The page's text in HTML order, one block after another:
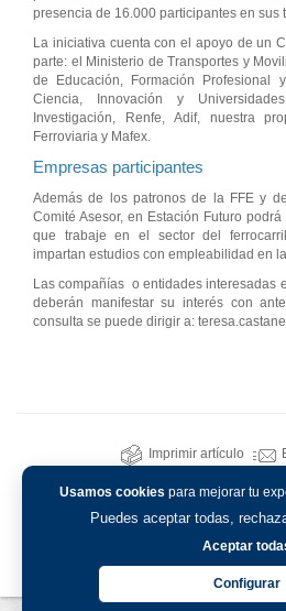
Usamos cookies para mejorar tu
Puedes aceptar todas,
Aceptar
Configurar
presencia de 16.000 participantes en sus
La iniciativa cuenta con el apoyo de un
parte: el Ministerio de Transportes y
de Educación, Formación Profesional
Ciencia, Innovación y
Investigación, Renfe, Adif, nuestra
Ferroviaria y Mafex.
Empresas participantes
Además de los patronos de la FFE y
Comité Asesor, en Estación Futuro
que trabaje en el sector del
impartan estudios con empleabilidad en
Las compañías o entidades interesadas
deberán manifestar su interés con
consulta se puede dirigir a:
Imprimir artículo